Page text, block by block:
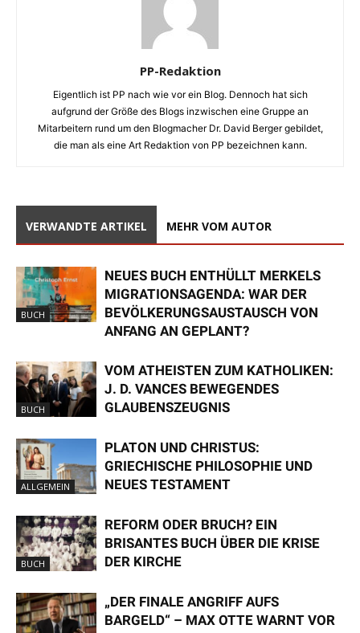
PP-Redaktion
Eigentlich ist PP nach wie vor ein Blog. Dennoch hat sich
aufgrund der Größe des Blogs inzwischen eine Gruppe an
Mitarbeitern rund um den Blogmacher Dr. David Berger gebildet,
die man als eine Art Redaktion von PP bezeichnen kann.
VERWANDTE ARTIKEL MEHR VOM AUTOR
BUCH
NEUES BUCH ENTHÜLLT MERKELS
MIGRATIONSAGENDA: WAR DER
BEVÖLKERUNGSAUSTAUSCH VON
ANFANG AN GEPLANT?
BUCH
VOM ATHEISTEN ZUM KATHOLIKEN:
J. D. VANCES BEWEGENDES
GLAUBENSZEUGNIS
ALLGEMEIN
PLATON UND CHRISTUS:
GRIECHISCHE PHILOSOPHIE UND
NEUES TESTAMENT
BUCH
REFORM ODER BRUCH? EIN
BRISANTES BUCH ÜBER DIE KRISE
DER KIRCHE
„DER FINALE ANGRIFF AUFS
BARGELD“ – MAX OTTE WARNT VOR